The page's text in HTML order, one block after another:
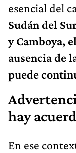
esencial del
Sudán del
y Camboya,
ausencia de
puede
hay
En ese